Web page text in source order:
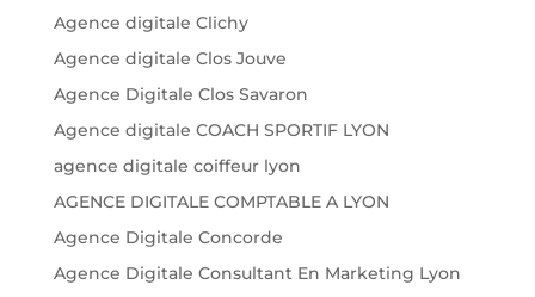
Agence digitale Clichy
Agence digitale Clos Jouve
Agence Digitale Clos Savaron
Agence digitale COACH SPORTIF LYON
agence digitale coiffeur lyon
AGENCE DIGITALE COMPTABLE A LYON
Agence Digitale Concorde
Agence Digitale Consultant En Marketing Lyon